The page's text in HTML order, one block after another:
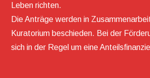
Leben richten.
Die Anträge werden in
Kuratorium beschieden. Bei der
sich in der Regel um eine